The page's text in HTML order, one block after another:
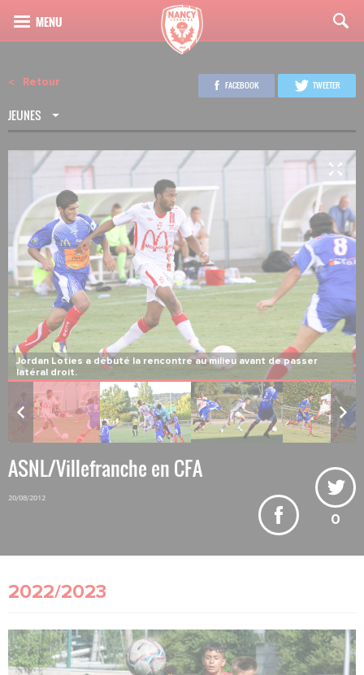
Retour
JEUNES
FACEBOOK TWEETER
Le gardien de Villefranche boxe devant Tobias Badila.
ASNL/Villefranche en CFA
20/08/2012
0
2022/2023